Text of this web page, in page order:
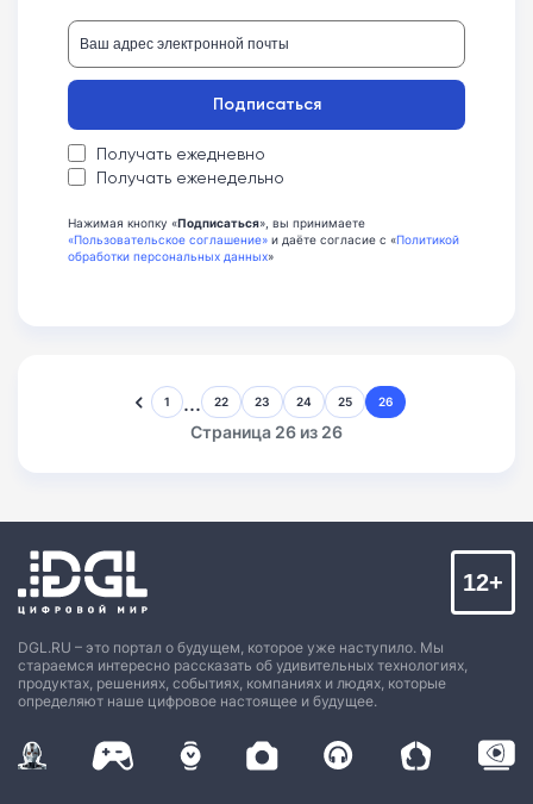
Получать ежедневно
Получать еженедельно
Подписаться
Нажимая кнопку «Подписаться», вы принимаете
«Пользовательское соглашение» и даёте согласие с «Политикой
обработки персональных данных»
1 ... 22 23 24 25 26
Страница 26 из 26
DGL.RU – это портал о будущем, которое уже наступило. Мы
стараемся интересно рассказать об удивительных технологиях,
продуктах, решениях, событиях, компаниях и людях, которые
определяют наше цифровое настоящее и будущее.
12+